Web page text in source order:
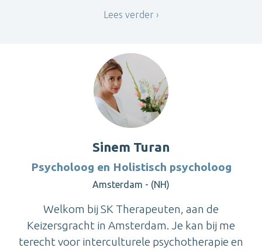
Lees verder
Sinem Turan
Psycholoog en Holistisch psycholoog
Amsterdam - (NH)
Welkom bij SK Therapeuten, aan de
Keizersgracht in Amsterdam. Je kan bij me
terecht voor interculturele psychotherapie en